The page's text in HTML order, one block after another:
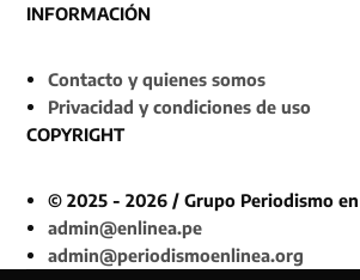
INFORMACIÓN
Contacto y quienes somos
Privacidad y condiciones de uso
COPYRIGHT
© 2025 - 2026 / Grupo Periodismo
admin@enlinea.pe
admin@periodismoenlinea.org